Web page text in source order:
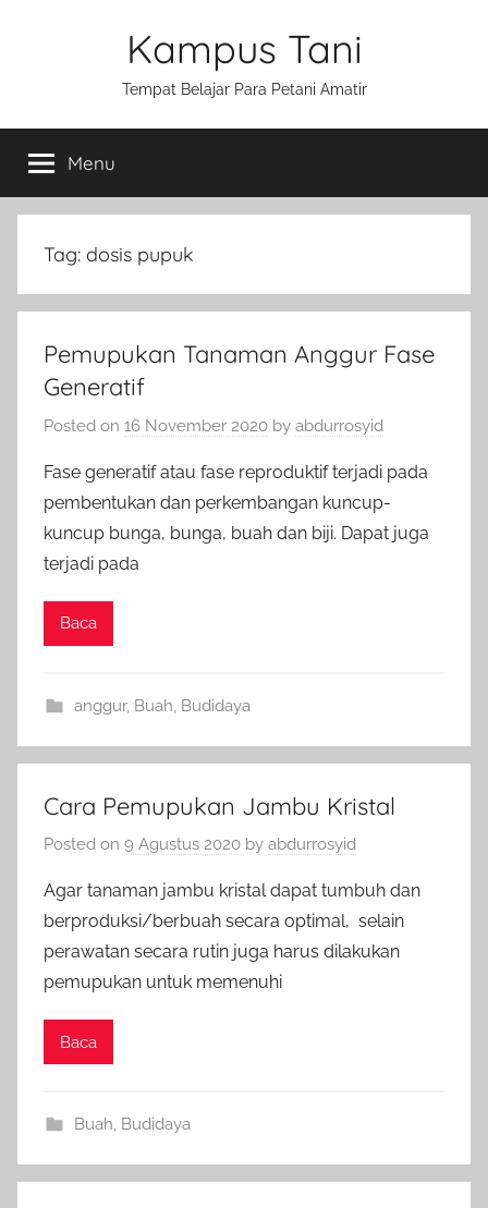
Kampus Tani
Tempat Belajar Para Petani Amatir
Menu
Tag: dosis pupuk
Pemupukan Tanaman Anggur Fase
Generatif
Posted on 16 November 2020 by abdurrosyid
Fase generatif atau fase reproduktif terjadi pada
pembentukan dan perkembangan kuncup-
kuncup bunga, bunga, buah dan biji. Dapat juga
terjadi pada
Baca
anggur, Buah Budidaya
Cara Pemupukan Jambu Kristal
Posted on 9 Agustus 2020 by abdurrosyid
Agar tanaman jambu kristal dapat tumbuh dan
berproduksi/berbuah secara optimal, selain
perawatan secara rutin juga harus dilakukan
pemupukan untuk memenuhi
Baca
Buah, Budidaya